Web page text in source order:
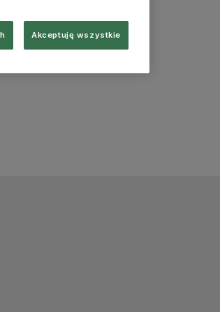
Akceptuję wszystkie